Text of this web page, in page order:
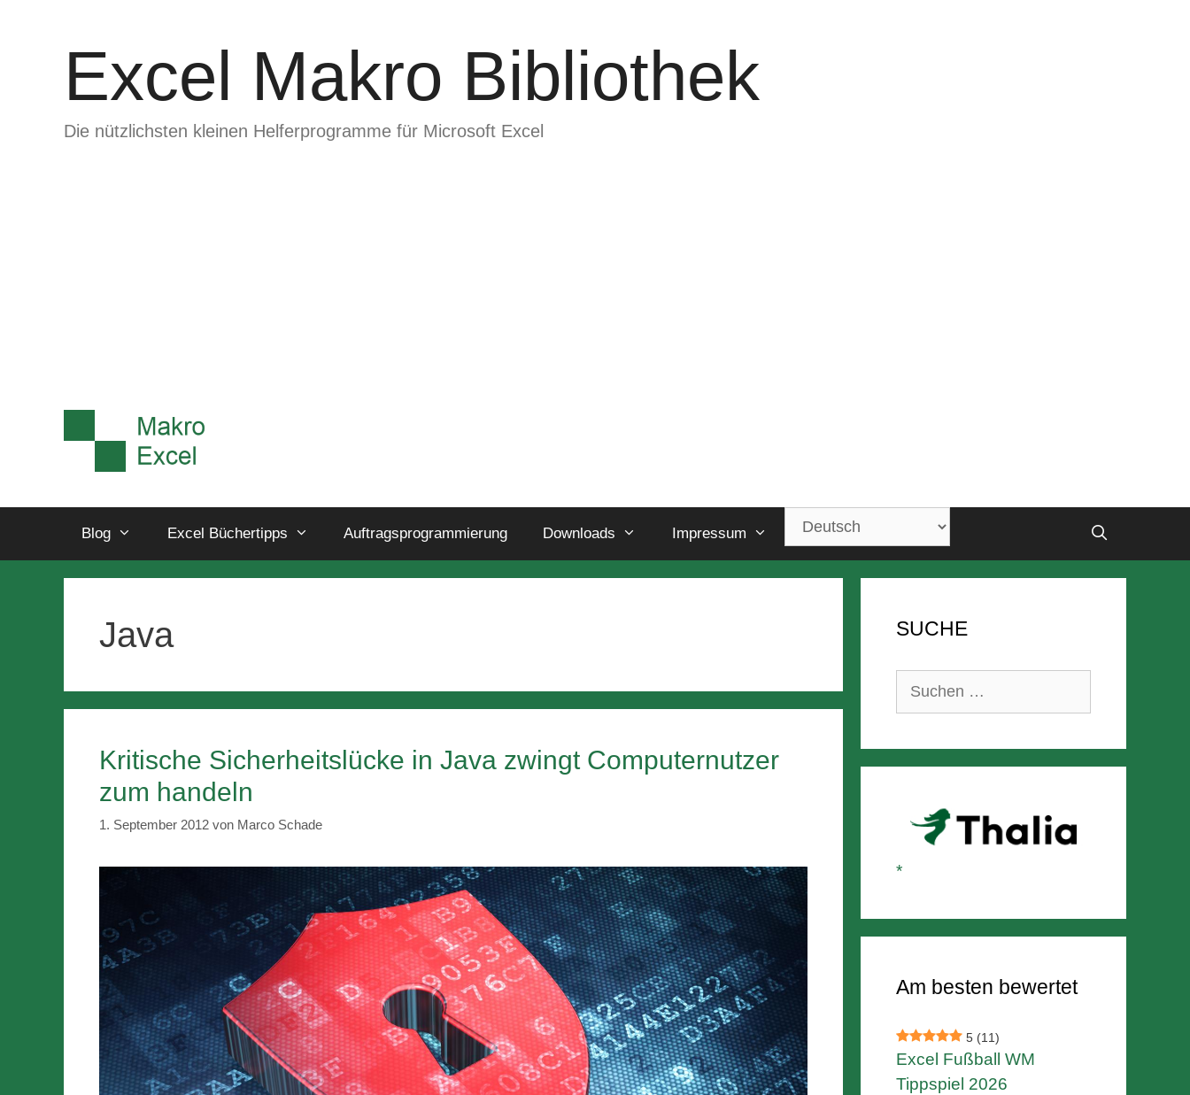
Excel Makro Bibliothek
Die nützlichsten kleinen Helferprogramme für Microsoft Excel
Blog Excel Büchertipps Auftragsprogrammierung Downloads Impressum
Java
Kritische Sicherheitslücke in Java zwingt Computernutzer
zum handeln
1. September 2012 von Marco Schade
SUCHE
Suchen
Am besten bewertet
5 (11)
Excel Fußball WM
Tippspiel 2026